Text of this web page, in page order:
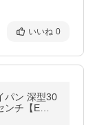
いいね 0
パン 深型30
ンチ【E